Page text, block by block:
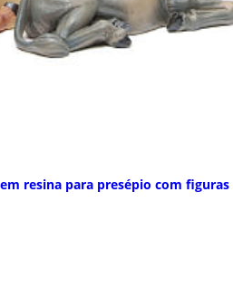
resina para presépio com figuras